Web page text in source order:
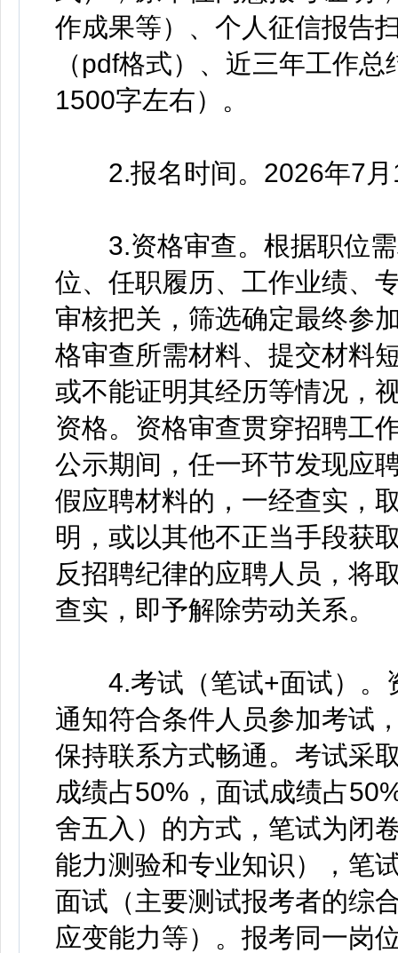
作成果等）、个人征信报告
（pdf格式）、近三年工作
1500字左右）。
2.报名时间。2026年7月
3.资格审查。根据职位需
位、任职履历、工作业绩、
审核把关，筛选确定最终参
格审查所需材料、提交材料
或不能证明其经历等情况，
资格。资格审查贯穿招聘工
公示期间，任一环节发现应
假应聘材料的，一经查实，
明，或以其他不正当手段获
反招聘纪律的应聘人员，将
查实，即予解除劳动关系。
4.考试（笔试+面试）。
通知符合条件人员参加考试
保持联系方式畅通。考试采
成绩占50%，面试成绩占
舍五入）的方式，笔试为闭
能力测验和专业知识），笔
面试（主要测试报考者的综
应变能力等）。报考同一岗